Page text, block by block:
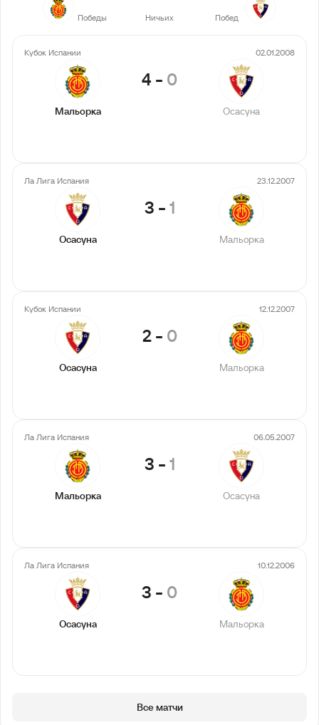
Победы Ничьих Побед
Кубок Испании 02.01.2008
Мальорка
4 - 0
Осасуна
Ла Лига Испания 23.12.2007
Осасуна
3 -1
Мальорка
Кубок Испании 12.12.2007
Осасуна
2 - 0
Мальорка
Ла Лига Испания 06.05.2007
Мальорка
3 -1
Осасуна
Ла Лига Испания 10.12.2006
Осасуна
3 - 0
Мальорка
Все матчи